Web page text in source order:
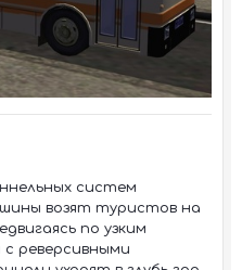
систем
возят туристов на
по узким
реверсивными